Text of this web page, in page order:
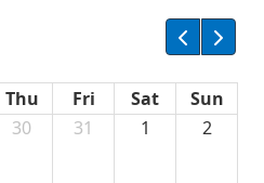
Thu Fri Sat
Sun
ugovora sa neprofitnim
30 31 1 2